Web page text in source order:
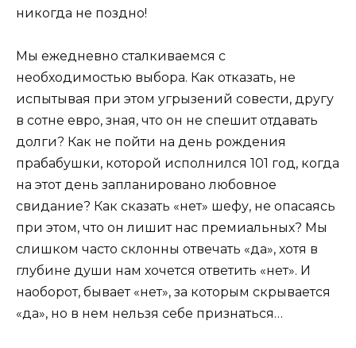
никогда не поздно!
Мы ежедневно сталкиваемся с
необходимостью выбора. Как отказать, не
испытывая при этом угрызений совести, другу
в сотне евро, зная, что он не спешит отдавать
долги? Как не пойти на день рождения
прабабушки, которой исполнился 101 год, когда
на этот день запланировано любовное
свидание? Как сказать «нет» шефу, не опасаясь
при этом, что он лишит нас премиальных? Мы
слишком часто склонны отвечать «да», хотя в
глубине души нам хочется ответить «нет». И
наоборот, бывает «нет», за которым скрывается
«да», но в нем нельзя себе признаться…